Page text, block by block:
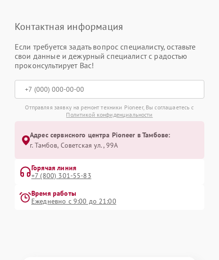
Контактная информация
Если требуется задать вопрос специалисту, оставьте
свои данные и дежурный специалист с радостью
проконсультирует Вас!
Отправляя заявку на ремонт техники Pioneer, Вы соглашаетесь с
Политикой конфиденциальности
Адрес сервисного центра Pioneer в Тамбове:
г. Тамбов, Советская ул., 99А
Горячая линия
+7 (800) 301-55-83
Время работы
Ежедневно с 9:00 до 21:00